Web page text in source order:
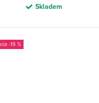
Skladem
-19 %